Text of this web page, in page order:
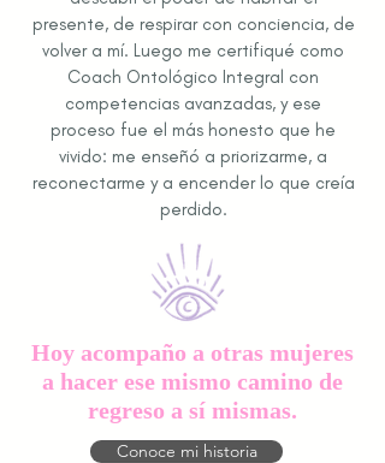
presente, de respirar con conciencia, de
volver a mí. Luego me certifiqué como
Coach Ontológico Integral con
competencias avanzadas, y ese
proceso fue el más honesto que he
vivido: me enseñó a priorizarme, a
reconectarme y a encender lo que creía
perdido.
Hoy acompaño a otras mujeres
a hacer ese mismo camino de
regreso a sí mismas.
Conoce mi historia